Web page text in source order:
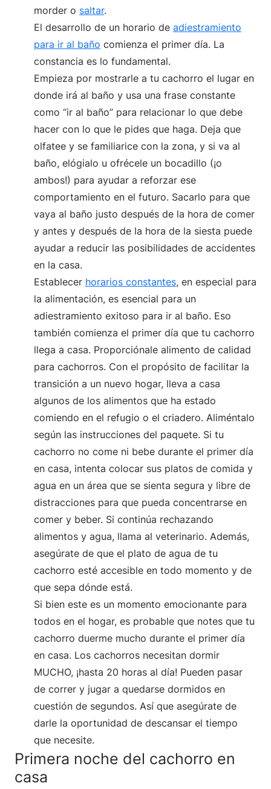
morder o saltar.
El desarrollo de un horario de adiestramiento
para ir al baño comienza el primer día. La
constancia es lo fundamental.
Empieza por mostrarle a tu cachorro el lugar en
donde irá al baño y usa una frase constante
como “ir al baño” para relacionar lo que debe
hacer con lo que le pides que haga. Deja que
olfatee y se familiarice con la zona, y si va al
baño, elógialo u ofrécele un bocadillo (¡o
ambos!) para ayudar a reforzar ese
comportamiento en el futuro. Sacarlo para que
vaya al baño justo después de la hora de comer
y antes y después de la hora de la siesta puede
ayudar a reducir las posibilidades de accidentes
en la casa.
Establecer horarios constantes, en especial para
la alimentación, es esencial para un
adiestramiento exitoso para ir al baño. Eso
también comienza el primer día que tu cachorro
llega a casa. Proporciónale alimento de calidad
para cachorros. Con el propósito de facilitar la
transición a un nuevo hogar, lleva a casa
algunos de los alimentos que ha estado
comiendo en el refugio o el criadero. Aliméntalo
según las instrucciones del paquete. Si tu
cachorro no come ni bebe durante el primer día
en casa, intenta colocar sus platos de comida y
agua en un área que se sienta segura y libre de
distracciones para que pueda concentrarse en
comer y beber. Si continúa rechazando
alimentos y agua, llama al veterinario. Además,
asegúrate de que el plato de agua de tu
cachorro esté accesible en todo momento y de
que sepa dónde está.
Si bien este es un momento emocionante para
todos en el hogar, es probable que notes que tu
cachorro duerme mucho durante el primer día
en casa. Los cachorros necesitan dormir
MUCHO, ¡hasta 20 horas al día! Pueden pasar
de correr y jugar a quedarse dormidos en
cuestión de segundos. Así que asegúrate de
darle la oportunidad de descansar el tiempo
que necesite.
Primera noche del cachorro en
casa